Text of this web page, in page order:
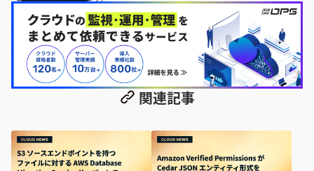
関連記事